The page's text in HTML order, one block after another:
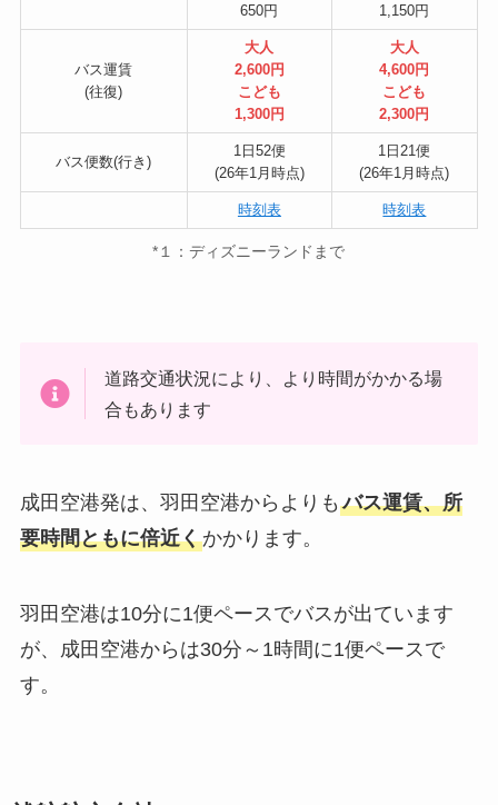
650円
1,150円
バス運賃
(往復)
大人
2,600円
こども
1,300円
大人
4,600円
こども
2,300円
バス便数(行き)
1日52便
(26年1月時点)
1日21便
(26年1月時点)
時刻表 時刻表
*１：ディズニーランドまで
道路交通状況により、より時間がかかる場
合もあります
成田空港発は、羽田空港からよりも バス運賃、所
要時間ともに倍近くかかります。
羽田空港は10分に1便ペースでバスが出ています
が、成田空港からは30分～1時間に1便ペースで
す。